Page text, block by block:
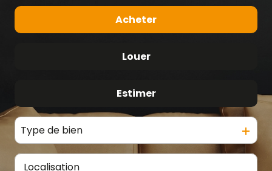
contact
Acheter
Louer
Estimer
Type de bien